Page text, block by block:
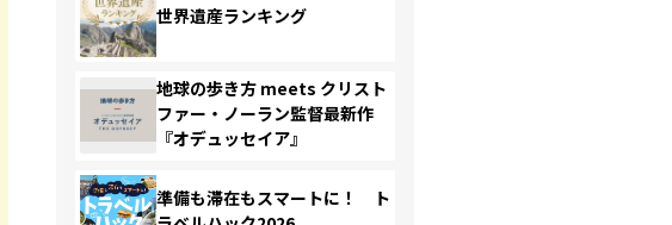
世界遺産ランキング
地球の歩き方 meets クリスト
ファー・ノーラン監督最新作
『オデュッセイア』
準備も滞在もスマートに！ ト